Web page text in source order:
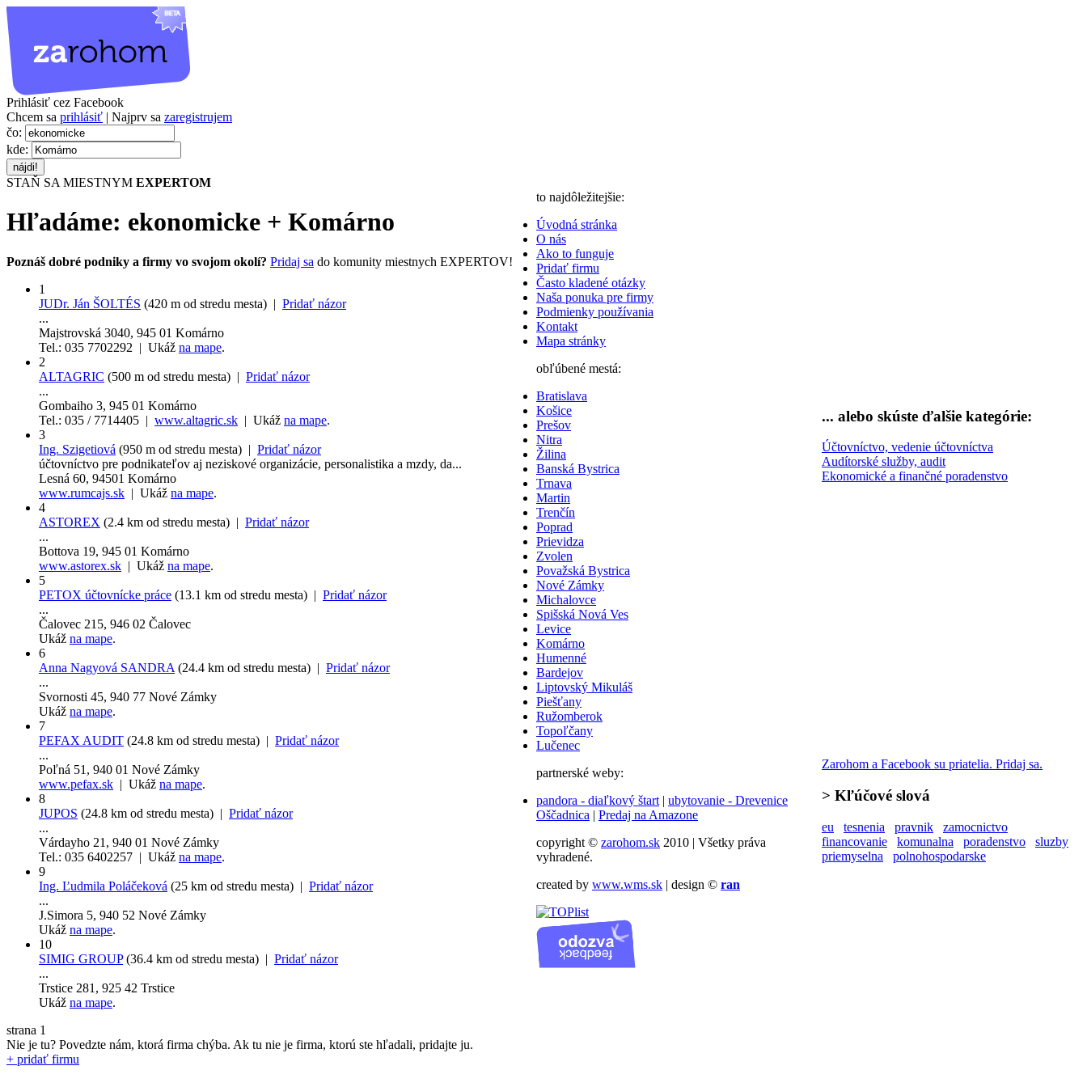
Prihlásiť cez Facebook
Chcem sa prihlásiť | Najprv sa zaregistrujem
čo:
kde:
STAŇ SA MIESTNYM EXPERTOM
Hľadáme: ekonomicke + Komárno
Poznáš dobré podniky a firmy vo svojom okolí? Pridaj sa do komunity miestnych EXPERTOV!
1
JUDr. Ján ŠOLTÉS (420 m od stredu mesta) | Pridať názor
...
Majstrovská 3040, 945 01 Komárno
Tel.: 035 7702292 | Ukáž na mape.
2
ALTAGRIC (500 m od stredu mesta) | Pridať názor
...
Gombaiho 3, 945 01 Komárno
Tel.: 035 / 7714405 | www.altagric.sk | Ukáž na mape.
3
Ing. Szigetiová (950 m od stredu mesta) | Pridať názor
účtovníctvo pre podnikateľov aj neziskové organizácie, personalistika a mzdy, da...
Lesná 60, 94501 Komárno
www.rumcajs.sk | Ukáž na mape.
4
ASTOREX (2.4 km od stredu mesta) | Pridať názor
...
Bottova 19, 945 01 Komárno
www.astorex.sk | Ukáž na mape.
5
PETOX účtovnícke práce (13.1 km od stredu mesta) | Pridať názor
...
Čalovec 215, 946 02 Čalovec
Ukáž na mape.
6
Anna Nagyová SANDRA (24.4 km od stredu mesta) | Pridať názor
...
Svornosti 45, 940 77 Nové Zámky
Ukáž na mape.
7
PEFAX AUDIT (24.8 km od stredu mesta) | Pridať názor
...
Poľná 51, 940 01 Nové Zámky
www.pefax.sk | Ukáž na mape.
8
JUPOS (24.8 km od stredu mesta) | Pridať názor
...
Várdayho 21, 940 01 Nové Zámky
Tel.: 035 6402257 | Ukáž na mape.
9
Ing. Ľudmila Poláčeková (25 km od stredu mesta) | Pridať názor
...
J.Simora 5, 940 52 Nové Zámky
Ukáž na mape.
10
SIMIG GROUP (36.4 km od stredu mesta) | Pridať názor
...
Trstice 281, 925 42 Trstice
Ukáž na mape.
strana 1
Nie je tu? Povedzte nám, ktorá firma chýba. Ak tu nie je firma, ktorú ste hľadali, pridajte ju.
+ pridať firmu
... alebo skúste ďalšie kategórie:
Účtovníctvo, vedenie účtovníctva
Audítorské služby, audit
Ekonomické a finančné poradenstvo
Zarohom a Facebook su priatelia. Pridaj sa.
> Kľúčové slová
eu tesnenia pravnik
zamocnictvo
financovanie
komunalna poradenstvo
sluzby
priemyselna
polnohospodarske
to najdôležitejšie:
Úvodná stránka
O nás
Ako to funguje
Pridať firmu
Často kladené otázky
Naša ponuka pre firmy
Podmienky používania
Kontakt
Mapa stránky
obľúbené mestá:
Bratislava
Košice
Prešov
Nitra
Žilina
Banská Bystrica
Trnava
Martin
Trenčín
Poprad
Prievidza
Zvolen
Považská Bystrica
Nové Zámky
Michalovce
Spišská Nová Ves
Levice
Komárno
Humenné
Bardejov
Liptovský Mikuláš
Piešťany
Ružomberok
Topoľčany
Lučenec
partnerské weby:
pandora - diaľkový štart | ubytovanie - Drevenice
Oščadnica | Predaj na Amazone
copyright © zarohom.sk 2010 | Všetky práva
vyhradené.
created by www.wms.sk | design © ran